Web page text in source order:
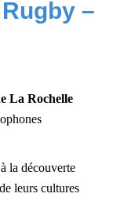
–
La Rochelle
la découverte
leurs cultures